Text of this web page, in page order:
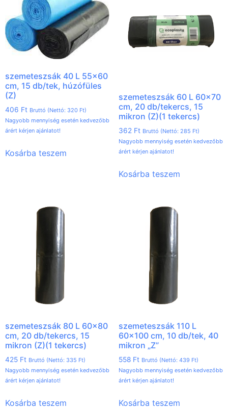
szemeteszsák 40 L 55×60
cm, 15 db/tek, húzófüles
(Z)
406 Ft Bruttó (Nettó: 320 Ft)
Nagyobb mennyiség esetén kedvezőbb
árért kérjen ajánlatot!
Kosárba teszem
szemeteszsák 60 L 60×70
cm, 20 db/tekercs, 15
mikron (Z)(1 tekercs)
362 Ft Bruttó (Nettó: 285 Ft)
Nagyobb mennyiség esetén kedvezőbb
árért kérjen ajánlatot!
Kosárba teszem
szemeteszsák 80 L 60×80
cm, 20 db/tekercs, 15
mikron (Z)(1 tekercs)
425 Ft Bruttó (Nettó: 335 Ft)
Nagyobb mennyiség esetén kedvezőbb
árért kérjen ajánlatot!
Kosárba teszem
szemeteszsák 110 L
60×100 cm, 10 db/tek, 40
mikron „Z”
558 Ft Bruttó (Nettó: 439 Ft)
Nagyobb mennyiség esetén kedvezőbb
árért kérjen ajánlatot!
Kosárba teszem